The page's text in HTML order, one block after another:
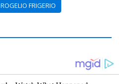
ROGELIO FRIGERIO